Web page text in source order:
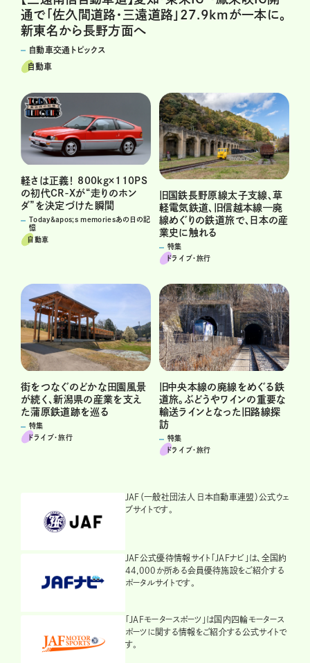
通で「佐久間道路・三遠道路」27.9kmが一本に。
新東名から長野方面へ
自動車交通トピックス
自動車
軽さは正義！ 800kg×110PS
の初代CR-Xが“走りのホン
ダ”を決定づけた瞬間
Today&apos;s memoriesあの日の記
憶
自動車
旧国鉄長野原線太子支線、草
軽電気鉄道、旧信越本線—廃
線めぐりの鉄道旅で、日本の産
業史に触れる
特集
ドライブ･旅行
街をつなぐのどかな田園風景
が続く、新潟県の産業を支え
た蒲原鉄道跡を巡る
特集
ドライブ･旅行
旧中央本線の廃線をめぐる鉄
道旅。ぶどうやワインの重要な
輸送ラインとなった旧路線探
訪
特集
ドライブ･旅行
JAF（一般社団法人 日本自動車連盟）公式ウェ
ブサイトです。
JAF公式優待情報サイト「JAFナビ」は、全国約
44,000か所ある会員優待施設をご紹介する
ポータルサイトです。
「JAFモータースポーツ」は国内四輪モータース
ポーツに関する情報をご紹介する公式サイトで
す。